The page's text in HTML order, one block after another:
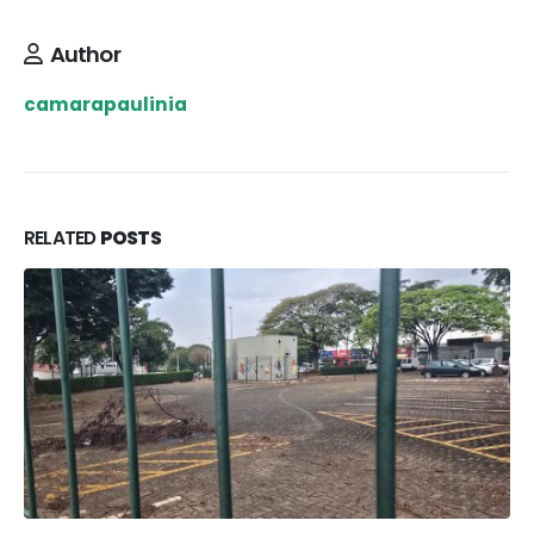
Author
camarapaulinia
RELATEDPOSTS